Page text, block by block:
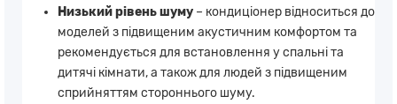
Низький рівень шуму – кондиціонер відноситься до
моделей з підвищеним акустичним комфортом та
рекомендується для встановлення у спальні та
дитячі кімнати, а також для людей з підвищеним
сприйняттям стороннього шуму.